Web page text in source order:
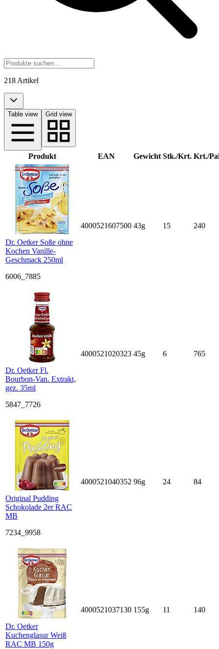
218 Artikel
Table view Grid view
Produkt EAN Gewicht Stk./Krt. Krt./
Dr. Oetker Soße ohne
Kochen Vanille-
Geschmack 250ml
6006_7885
4000521607500 43g 15 240
Dr. Oetker Fl.
Bourbon-Van. Extrakt,
gez. 35ml
5847_7726
4000521020323 45g 6 765
Original Pudding
Schokolade 2er RAC
MB
7234_9958
4000521040352 96g 24 84
Dr. Oetker
Kuchenglasur Weiß
RAC MB 150g
4000521037130 155g 11 140